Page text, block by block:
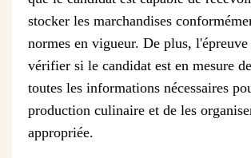
stocker les marchandises
normes en vigueur. De plus, l'épreuve
vérifier si le candidat est en mesure
toutes les informations nécessaires
production culinaire et de les
appropriée.